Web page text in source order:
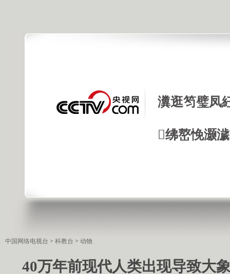
瀵逛笉璧凤
绋嶅悗灏
中国网络电视台 > 科教台 > 动物
40万年前现代人类出现导致大